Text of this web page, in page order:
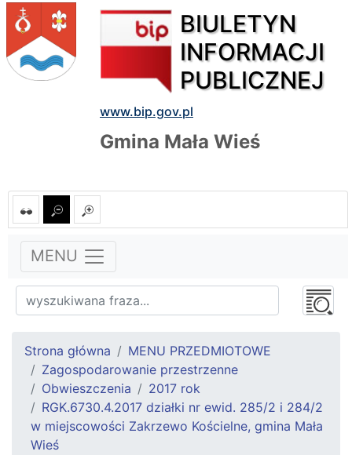
BIULETYN
INFORMACJI
PUBLICZNEJ
www.bip.gov.pl
Gmina Mała Wieś
MENU
Strona główna
MENU PRZEDMIOTOWE
Zagospodarowanie przestrzenne
Obwieszczenia
2017 rok
RGK.6730.4.2017 działki nr ewid. 285/2 i 284/2
w miejscowości Zakrzewo Kościelne, gmina Mała
Wieś